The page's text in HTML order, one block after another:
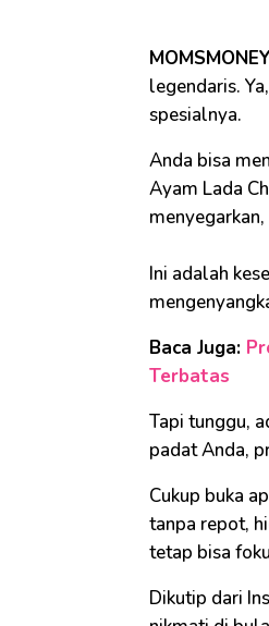
legendaris.
spesialnya.
Anda bisa
Ayam Lada
Ini adalah
Baca Juga:
Terbatas
Tapi tunggu,
padat Anda,
Cukup buka
tanpa repot,
tetap bisa
Dikutip dari